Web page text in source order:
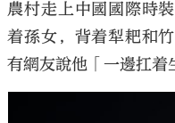
農村走上中國國際時
着孫女，背着犁耙和
有網友說他「一邊扛着